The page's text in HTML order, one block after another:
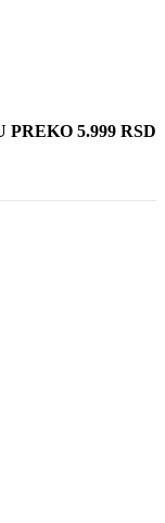
5.999 RSD